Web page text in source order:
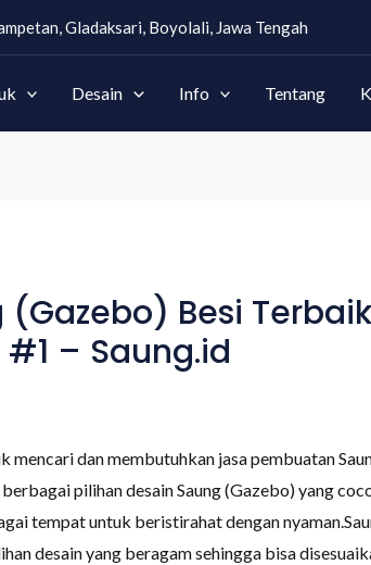
Gladaksari, Boyolali, Jawa Tengah
Desain Info Tentang
Besi
– Saung.id
dan membutuhkan jasa pembuatan
pilihan desain Saung (Gazebo) yang
tempat untuk beristirahat dengan
desain yang beragam sehingga bisa